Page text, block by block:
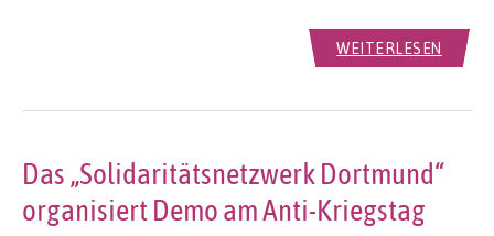
WEITERLESEN
Das „Solidaritätsnetzwerk Dortmund“
organisiert Demo am Anti-Kriegstag